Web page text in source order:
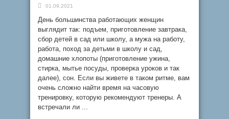
01.09.2021
День большинства работающих женщин
выглядит так: подъем, приготовление завтрака,
сбор детей в сад или школу, а мужа на работу,
работа, поход за детьми в школу и сад,
домашние хлопоты (приготовление ужина,
стирка, мытье посуды, проверка уроков и так
далее), сон. Если вы живете в таком ритме, вам
очень сложно найти время на часовую
тренировку, которую рекомендуют тренеры. А
встречали ли ...